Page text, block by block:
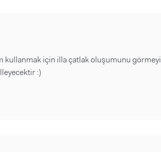
kullanmak için illa çatlak oluşumunu görmeyi
:)